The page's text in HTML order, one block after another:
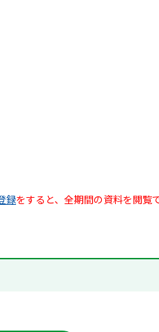
録をすると、全期間の資料を閲覧